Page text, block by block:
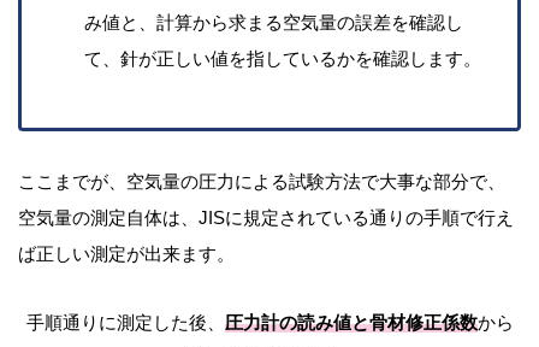
み値と、計算から求まる空気量の誤差を確認し
て、針が正しい値を指しているかを確認します。
ここまでが、空気量の圧力による試験方法で大事な部分で、
空気量の測定自体は、JISに規定されている通りの手順で行え
ば正しい測定が出来ます。
手順通りに測定した後、 圧力計の読み値と骨材修正係数から